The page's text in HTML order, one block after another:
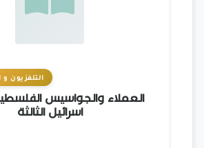
التلفزيون
العملاء والجواسيس
اسرائيل الثالثة